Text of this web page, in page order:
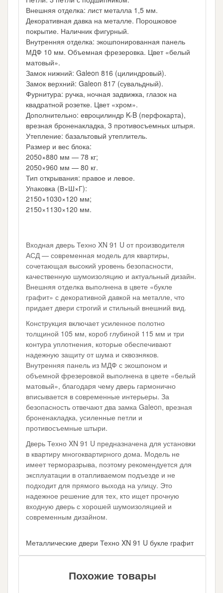
Внешняя отделка: лист металла 1,5 мм.
Декоративная давка на металле. Порошковое
покрытие. Наличник фигурный.
Внутренняя отделка: экошпонированная панель
МДФ 10 мм. Объемная фрезеровка. Цвет «белый
матовый».
Замок нижний: Galeon 816 (цилиндровый).
Замок верхний: Galeon 817 (сувальдный).
Фурнитура: ручка, ночная задвижка, глазок на
квадратной розетке. Цвет «хром».
Дополнительно: евроцилиндр K-B (перфокарта),
врезная броненакладка, 3 противосъемных штыря.
Утепление: базальтовый утеплитель.
Размер и вес блока:
2050×880 мм — 78 кг;
2050×960 мм — 80 кг.
Тип открывания: правое и левое.
Упаковка (В×Ш×Г):
2150×1030×120 мм;
2150×1130×120 мм.
Входная дверь Техно XN 91 U от производителя
АСД — современная модель для квартиры,
сочетающая высокий уровень безопасности,
качественную шумоизоляцию и актуальный дизайн.
Внешняя отделка выполнена в цвете «букле
графит» с декоративной давкой на металле, что
придает двери строгий и стильный внешний вид.
Конструкция включает усиленное полотно
толщиной 105 мм, короб глубиной 115 мм и три
контура уплотнения, которые обеспечивают
надежную защиту от шума и сквозняков.
Внутренняя панель из МДФ с экошпоном и
объемной фрезеровкой выполнена в цвете «белый
матовый», благодаря чему дверь гармонично
вписывается в современные интерьеры. За
безопасность отвечают два замка Galeon, врезная
броненакладка, усиленные петли и
противосъемные штыри.
Дверь Техно XN 91 U предназначена для установки
в квартиру многоквартирного дома. Модель не
имеет терморазрыва, поэтому рекомендуется для
эксплуатации в отапливаемом подъезде и не
подходит для прямого выхода на улицу. Это
надежное решение для тех, кто ищет прочную
входную дверь с хорошей шумоизоляцией и
современным дизайном.
Металлические двери Техно XN 91 U букле графит
Похожие товары